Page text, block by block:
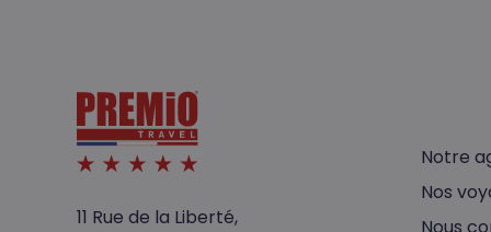
11 Rue de la Liberté,
Notre
Nos